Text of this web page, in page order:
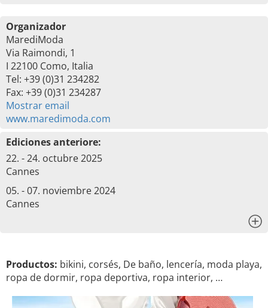
Organizador
MarediModa
Via Raimondi, 1
I 22100 Como, Italia
Tel: +39 (0)31 234282
Fax: +39 (0)31 234287
Mostrar email
www.maredimoda.com
Ediciones anteriore:
22. - 24. octubre 2025
Cannes
05. - 07. noviembre 2024
Cannes
Productos: bikini, corsés, De baño, lencería, moda playa,
ropa de dormir, ropa deportiva, ropa interior, …